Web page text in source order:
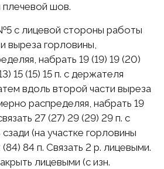
шов.
с лицевой стороны работы
выреза горловины,
набрать 19 (19) 19 (20)
15 (15) 15 п. с держателя
вдоль второй части выреза
распределяя, набрать 19
27 (27) 29 (29) 29 п. с
(на участке горловины
(84) 84 п. Связать 2 p. лицевыми.
лицевыми (с изн.